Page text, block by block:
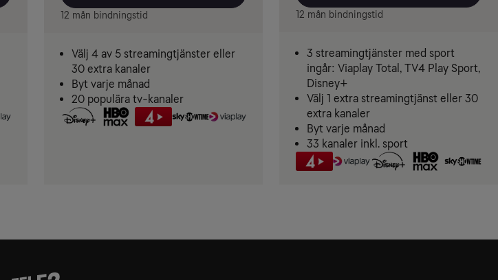
12 mån bindningstid
Välj 4 av 5 streamingtjänster eller
30 extra kanaler
Byt varje månad
20 populära tv-kanaler
12 mån bindningstid
3 streamingtjänster med sport
ingår: Viaplay Total, TV4 Play Sport,
Disney+
Välj 1 extra streamingtjänst eller 30
extra kanaler
Byt varje månad
33 kanaler inkl. sport